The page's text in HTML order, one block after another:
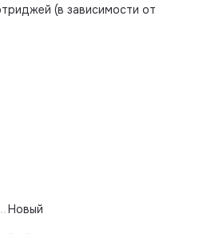
(в зависимости от
Новый